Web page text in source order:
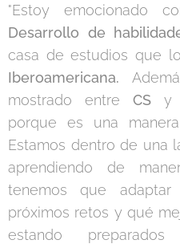
"Estoy emocionado
Desarrollo de
casa de estudios que
Iberoamericana.
mostrado entre CS y
porque es una
Estamos dentro de una
aprendiendo de
tenemos que
próximos retos y qué
estando